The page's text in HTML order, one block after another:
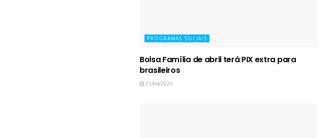
PROGRAMAS SOCIAIS
Bolsa Família de abril terá PIX extra para
brasileiros
21/04/2025